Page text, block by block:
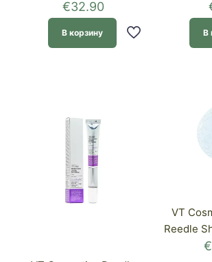
€32.90
В корзину В
VT
Reedle
€